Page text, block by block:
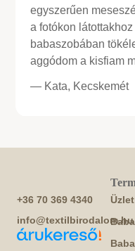
egyszerűen
a fotókon
babaszobában
aggódom a kisfiam
— Kata, Kecskemét
+36 70 369 4340
info@textilbirodalom.hu
Üzlet